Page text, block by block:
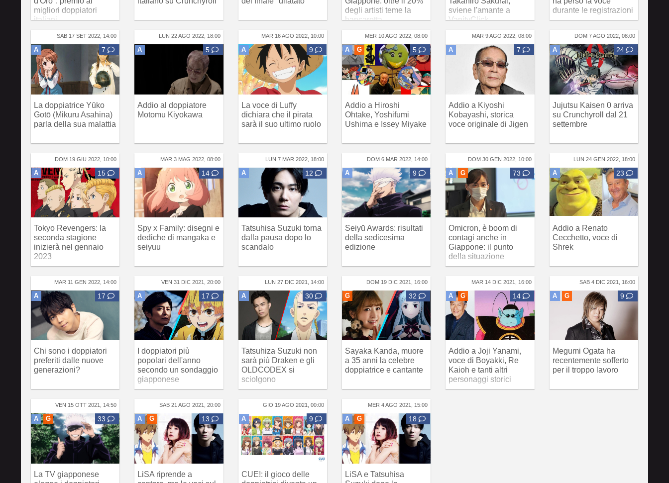
migliori doppiatori
italiani
degli artisti teme la
bancarotta
sviene l'amante a
VanityClick
durante le registrazioni
SAB 17 SET 2022, 14:00
A 7
La doppiatrice Yūko
Gotō (Mikuru Asahina)
parla della sua malattia
LUN 22 AGO 2022, 18:00
A 5
Addio al doppiatore
Motomu Kiyokawa
MAR 16 AGO 2022, 10:00
A 9
La voce di Luffy
dichiara che il pirata
sarà il suo ultimo ruolo
MER 10 AGO 2022, 08:00
A G 5
Addio a Hiroshi
Ohtake, Yoshifumi
Ushima e Issey Miyake
MAR 9 AGO 2022, 08:00
A 7
Addio a Kiyoshi
Kobayashi, storica
voce originale di Jigen
DOM 7 AGO 2022, 08:00
A 24
Jujutsu Kaisen 0 arriva
su Crunchyroll dal 21
settembre
DOM 19 GIU 2022, 10:00
A 15
Tokyo Revengers: la
seconda stagione
inizierà nel gennaio
2023
MAR 3 MAG 2022, 08:00
A 14
Spy x Family: disegni e
dediche di mangaka e
seiyuu
LUN 7 MAR 2022, 18:00
A 12
Tatsuhisa Suzuki torna
dalla pausa dopo lo
scandalo
DOM 6 MAR 2022, 14:00
A 9
Seiyū Awards: risultati
della sedicesima
edizione
DOM 30 GEN 2022, 10:00
A G 73
Omicron, è boom di
contagi anche in
Giappone: il punto
della situazione
LUN 24 GEN 2022, 18:00
A 23
Addio a Renato
Cecchetto, voce di
Shrek
MAR 11 GEN 2022, 14:00
A 17
Chi sono i doppiatori
preferiti dalle nuove
generazioni?
VEN 31 DIC 2021, 20:00
A 17
I doppiatori più
popolari dell'anno
secondo un sondaggio
giapponese
LUN 27 DIC 2021, 14:00
A 30
Tatsuhiza Suzuki non
sarà più Draken e gli
OLDCODEX si
sciolgono
DOM 19 DIC 2021, 16:00
G 32
Sayaka Kanda, muore
a 35 anni la celebre
doppiatrice e cantante
MAR 14 DIC 2021, 16:00
A G 14
Addio a Joji Yanami,
voce di Boyakki, Re
Kaioh e tanti altri
personaggi storici
SAB 4 DIC 2021, 16:00
A G 9
Megumi Ogata ha
recentemente sofferto
per il troppo lavoro
VEN 15 OTT 2021, 14:50
A G 33
La TV giapponese
SAB 21 AGO 2021, 20:00
A G 13
LiSA riprende a
GIO 19 AGO 2021, 00:00
A 9
CUE!: il gioco delle
MER 4 AGO 2021, 15:00
A G 18
LiSA e Tatsuhisa